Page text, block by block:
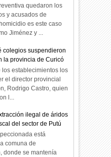
quedaron los
y acusados de
es este caso
Jiménez y ...
colegios suspendieron
la provincia de Curicó
los establecimientos los
el director provincial
Rodrigo Castro, quien
l...
ilegal de áridos
del sector de Putú
está
comuna de
donde se mantenía